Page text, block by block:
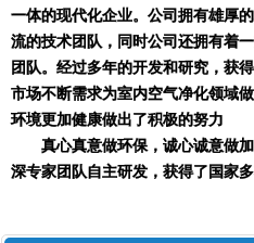
一体的现代化企业。公司拥有雄厚
流的技术团队，同时公司还拥有着
团队。经过多年的开发和研究，获
市场不断需求为室内空气净化领域
环境更加健康做出了积极的努力
真心真意做环保，诚心诚意做
深专家团队自主研发，获得了国家